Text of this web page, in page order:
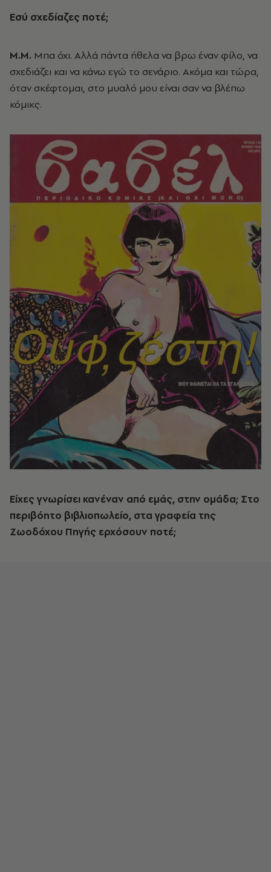
Εσύ σχεδίαζες ποτέ;
Μ.Μ. Μπα όχι. Αλλά πάντα ήθελα να βρω έναν φίλο, να
σχεδιάζει και να κάνω εγώ το σενάριο. Ακόμα και τώρα,
όταν σκέφτομαι, στο μυαλό μου είναι σαν να βλέπω
κόμικς.
Είχες γνωρίσει κανέναν από εμάς, στην ομάδα; Στο
περιβόητο βιβλιοπωλείο, στα γραφεία της
Ζωοδόχου Πηγής ερχόσουν ποτέ;